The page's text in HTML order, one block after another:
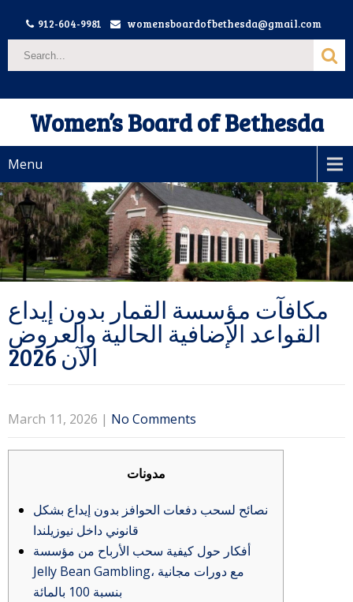
912-604-9981 womensboardofbethesda@gmail.com
Women’s Board of Bethesda
Menu
مكافآت مؤسسة القمار بدون إيداع
القواعد الإضافية الحالية والعروض
الآن 2026
March 11, 2026 | No Comments
مدونات
نصائح لسحب دفعات الحوافز بدون إيداع بشكل
قانوني داخل نيوزيلندا
أفكار حول كيفية سحب الأرباح من مؤسسة
Jelly Bean Gambling، مع دورات مجانية
بنسبة 100 بالمائة